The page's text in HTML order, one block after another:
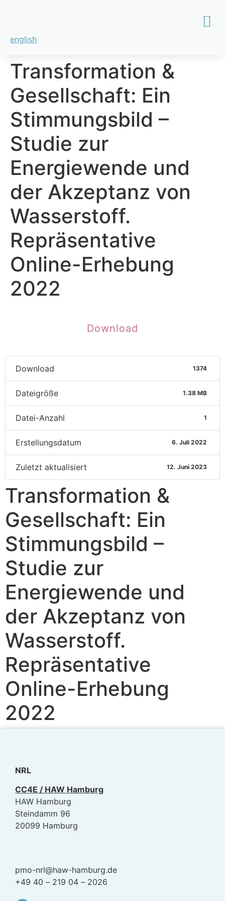
english
Transformation &
Gesellschaft: Ein
Stimmungsbild –
Studie zur
Energiewende und
der Akzeptanz von
Wasserstoff.
Repräsentative
Online-Erhebung
2022
Download
Download 1374
Dateigröße 1.38 MB
Datei-Anzahl 1
Erstellungsdatum 6. Juli 2022
Zuletzt aktualisiert 12. Juni 2023
Transformation &
Gesellschaft: Ein
Stimmungsbild –
Studie zur
Energiewende und
der Akzeptanz von
Wasserstoff.
Repräsentative
Online-Erhebung
2022
NRL
CC4E / HAW Hamburg
HAW Hamburg
Steindamm 96
20099 Hamburg
pmo-nrl@haw-hamburg.de
+49 40 – 219 04 – 2026